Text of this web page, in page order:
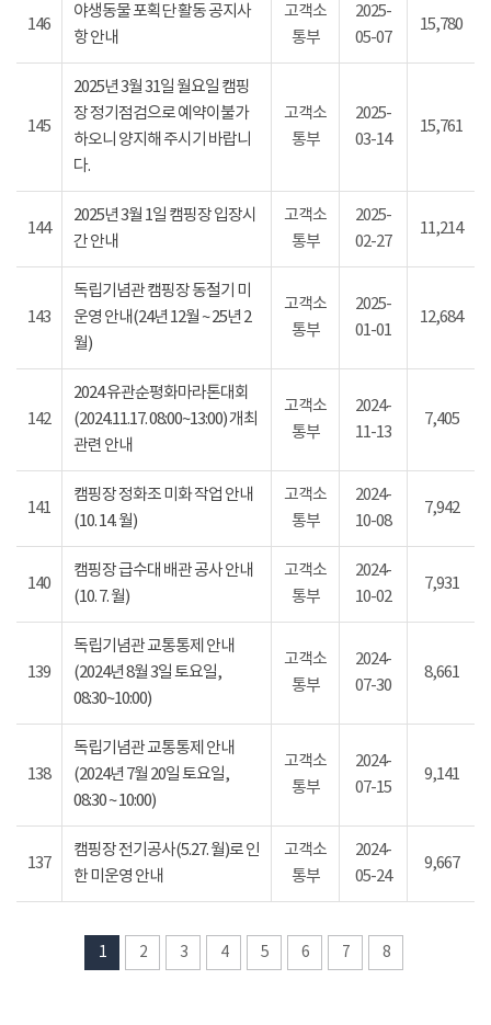
146
야생동물 포획단 활동 공지사
항 안내
고객소
통부
2025-
05-07
15,780
145
2025년 3월 31일 월요일 캠핑
장 정기점검으로 예약이불가
하오니 양지해 주시기 바랍니
다.
고객소
통부
2025-
03-14
15,761
144
2025년 3월 1일 캠핑장 입장시
간 안내
고객소
통부
2025-
02-27
11,214
143
독립기념관 캠핑장 동절기 미
운영 안내(24년 12월 ~ 25년 2
월)
고객소
통부
2025-
01-01
12,684
142
2024 유관순평화마라톤대회
(2024.11.17. 08:00~13:00) 개최
관련 안내
고객소
통부
2024-
11-13
7,405
141
캠핑장 정화조 미화 작업 안내
(10. 14. 월)
고객소
통부
2024-
10-08
7,942
140
캠핑장 급수대 배관 공사 안내
(10. 7. 월)
고객소
통부
2024-
10-02
7,931
139
독립기념관 교통통제 안내
(2024년 8월 3일 토요일,
08:30~10:00)
고객소
통부
2024-
07-30
8,661
138
독립기념관 교통통제 안내
(2024년 7월 20일 토요일,
08:30 ~ 10:00)
고객소
통부
2024-
07-15
9,141
137
캠핑장 전기공사(5.27. 월)로 인
한 미운영 안내
고객소
통부
2024-
05-24
9,667
1 2 3 4 5 6 7 8